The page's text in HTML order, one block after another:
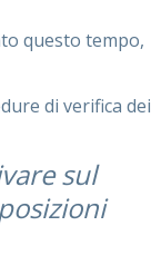
questo tempo,
di verifica dei
sul